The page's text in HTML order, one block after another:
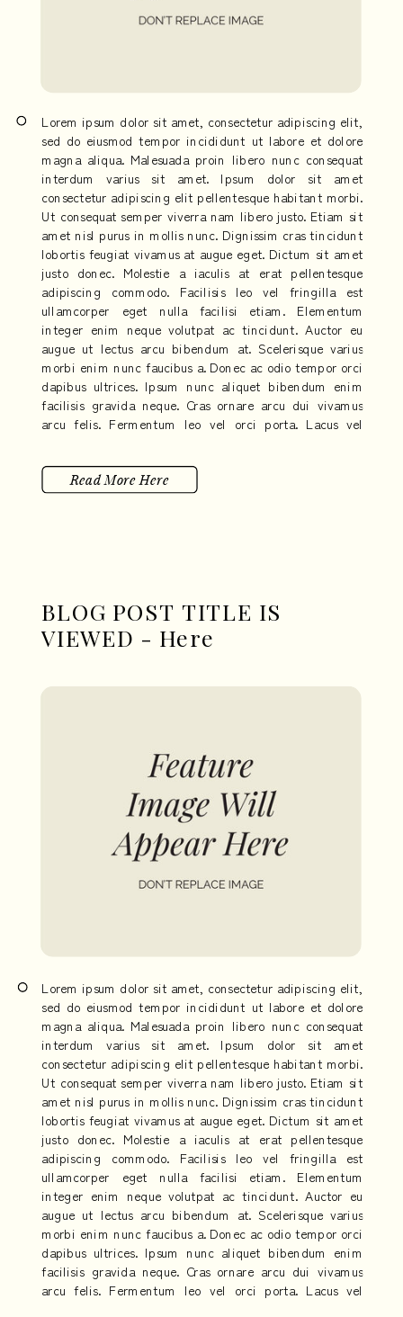
Lorem ipsum dolor sit amet, consectetur adipiscing elit,
sed do eiusmod tempor incididunt ut labore et dolore
magna aliqua. Malesuada proin libero nunc consequat
interdum varius sit amet. Ipsum dolor sit amet
consectetur adipiscing elit pellentesque habitant morbi.
Ut consequat semper viverra nam libero justo. Etiam sit
amet nisl purus in mollis nunc. Dignissim cras tincidunt
lobortis feugiat vivamus at augue eget. Dictum sit amet
justo donec. Molestie a iaculis at erat pellentesque
adipiscing commodo. Facilisis leo vel fringilla est
ullamcorper eget nulla facilisi etiam. Elementum
integer enim neque volutpat ac tincidunt. Auctor eu
augue ut lectus arcu bibendum at. Scelerisque varius
morbi enim nunc faucibus a. Donec ac odio tempor orci
dapibus ultrices. Ipsum nunc aliquet bibendum enim
facilisis gravida neque. Cras ornare arcu dui vivamus
arcu felis. Fermentum leo vel orci porta. Lacus vel
adipiscing vitae proin sagittis nisl.
Read More Here
BLOG POST TITLE IS
VIEWED - Here
Lorem ipsum dolor sit amet, consectetur adipiscing elit,
sed do eiusmod tempor incididunt ut labore et dolore
magna aliqua. Malesuada proin libero nunc consequat
interdum varius sit amet. Ipsum dolor sit amet
consectetur adipiscing elit pellentesque habitant morbi.
Ut consequat semper viverra nam libero justo. Etiam sit
amet nisl purus in mollis nunc. Dignissim cras tincidunt
lobortis feugiat vivamus at augue eget. Dictum sit amet
justo donec. Molestie a iaculis at erat pellentesque
adipiscing commodo. Facilisis leo vel fringilla est
ullamcorper eget nulla facilisi etiam. Elementum
integer enim neque volutpat ac tincidunt. Auctor eu
augue ut lectus arcu bibendum at. Scelerisque varius
morbi enim nunc faucibus a. Donec ac odio tempor orci
dapibus ultrices. Ipsum nunc aliquet bibendum enim
facilisis gravida neque. Cras ornare arcu dui vivamus
arcu felis. Fermentum leo vel orci porta. Lacus vel